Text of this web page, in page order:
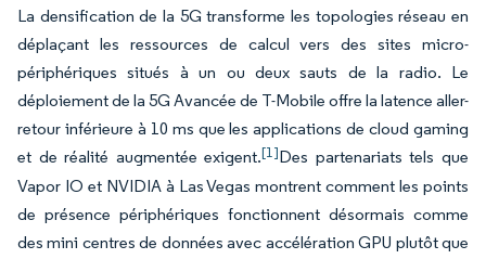
La densification de la 5G transforme les topologies réseau en
déplaçant les ressources de calcul vers des sites micro-
périphériques situés à un ou deux sauts de la radio. Le
déploiement de la 5G Avancée de T-Mobile offre la latence aller-
retour inférieure à 10 ms que les applications de cloud gaming
et de réalité augmentée exigent.[1]Des partenariats tels que
Vapor IO et NVIDIA à Las Vegas montrent comment les points
de présence périphériques fonctionnent désormais comme
des mini centres de données avec accélération GPU plutôt que